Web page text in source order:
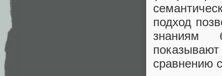
подход
знаниям
сравнению